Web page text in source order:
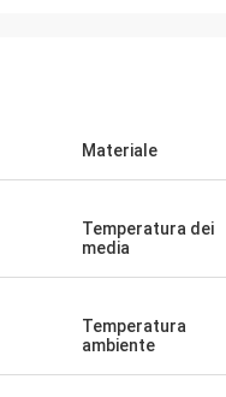
Materiale
Temperatura dei
media
Temperatura
ambiente